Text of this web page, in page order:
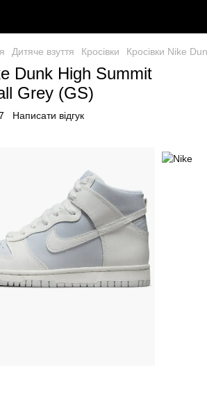
Дитяче взуття Кросівки Кросівки Nike
Dunk High Summit
Grey (GS)
Написати відгук